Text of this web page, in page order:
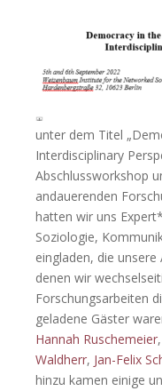
unter dem Titel
Interdisciplinary
Abschlussworkshop
andauerenden
hatten wir uns
Soziologie,
eingladen, die
denen wir
Forschungsarbeiten
geladene Gäster
Hannah Ruschemeier,
Waldherr, Jan-Felix
hinzu kamen einige